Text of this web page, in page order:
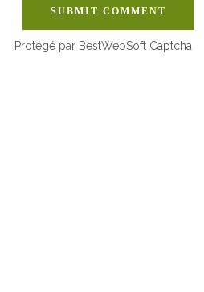
SUBMIT COMMENT
Protégé par BestWebSoft Captcha